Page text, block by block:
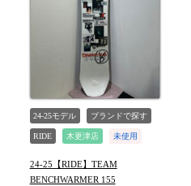
24-25モデル ブランドで探す
RIDE 木更津店 未使用
値下げしました
24-25【RIDE】TEAM
BENCHWARMER 155